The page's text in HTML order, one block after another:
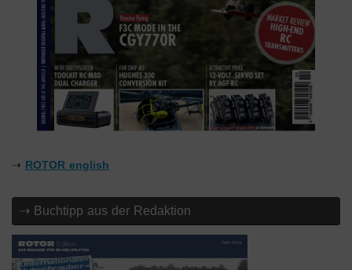
⇢ ROTOR english
⇢ Buchtipp aus der Redaktion